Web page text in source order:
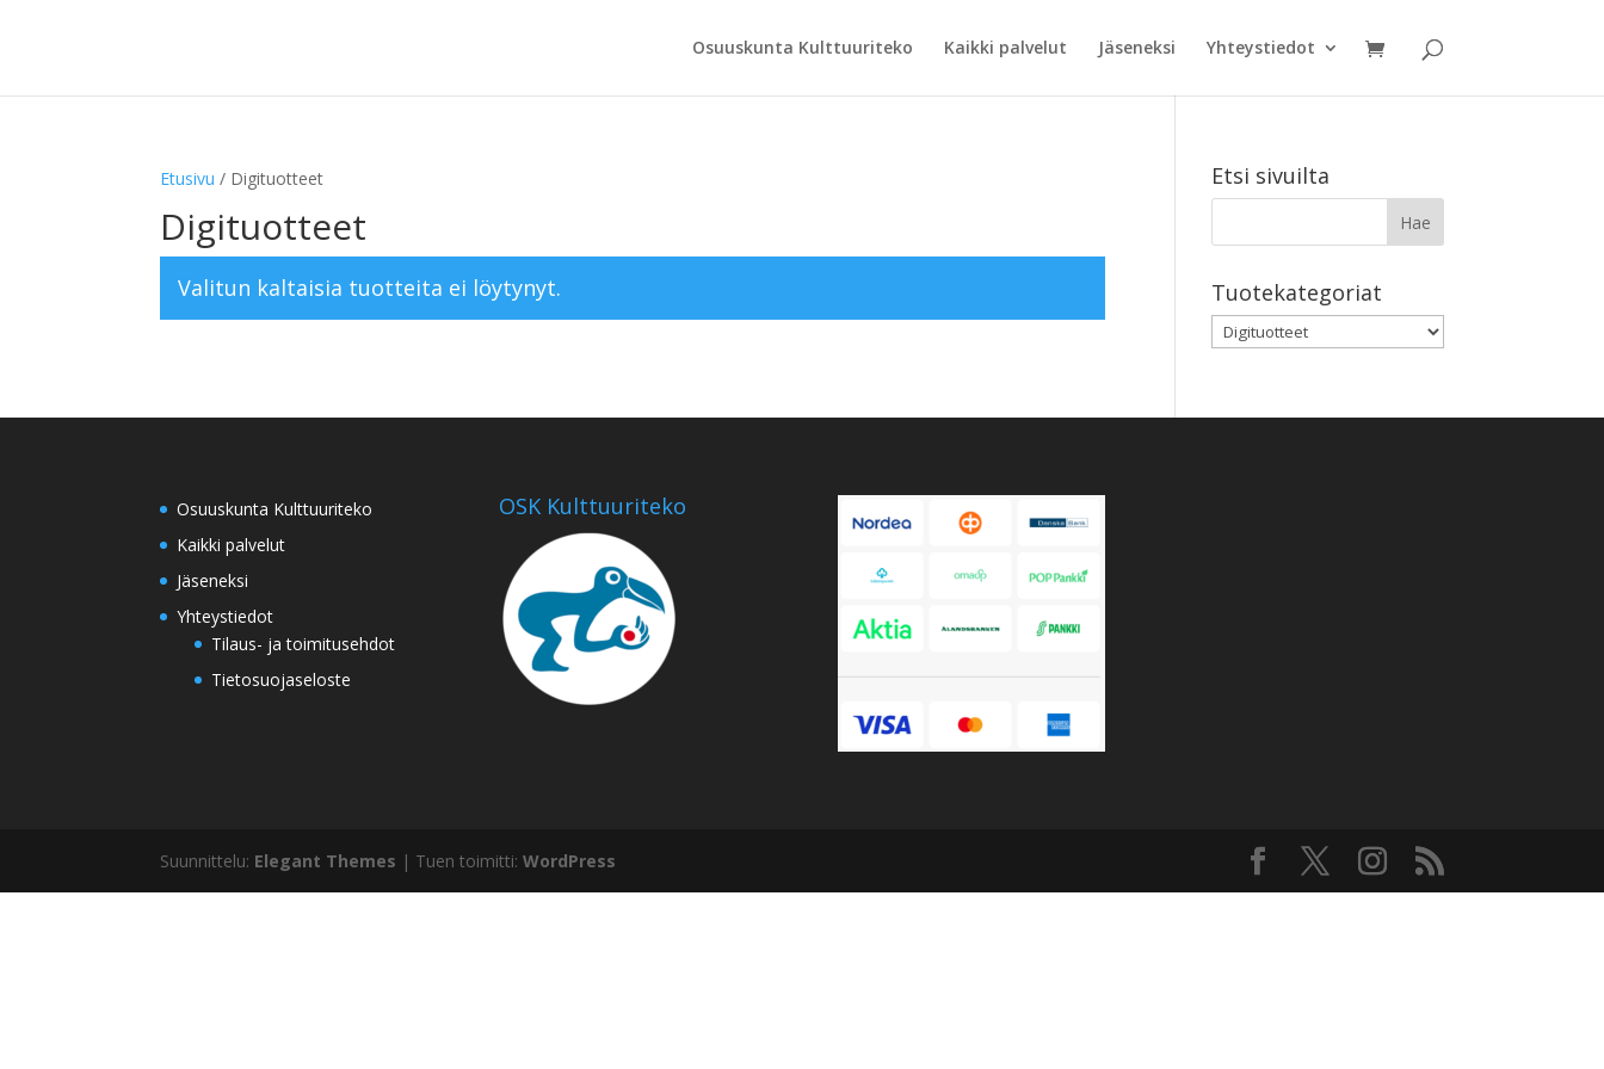
Osuuskunta Kulttuuriteko Kaikki palvelut Jäseneksi Yhteystiedot
Etusivu / Digituotteet
Digituotteet
Valitun kaltaisia tuotteita ei löytynyt.
Etsi sivuilta
Tuotekategoriat
Osuuskunta Kulttuuriteko
Kaikki palvelut
Jäseneksi
Yhteystiedot
Tilaus- ja toimitusehdot
Tietosuojaseloste
OSK Kulttuuriteko
Suunnittelu: Elegant Themes | Tuen toimitti:WordPress